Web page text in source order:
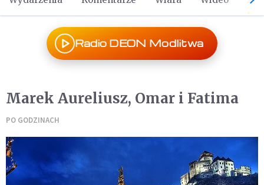
Radio DEON Modlitwa
Marek Aureliusz, Omar i Fatima
PO GODZINACH